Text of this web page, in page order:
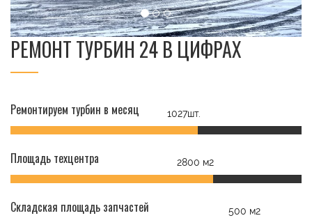
РЕМОНТ ТУРБИН 24 В ЦИФРАХ
Ремонтируем турбин в месяц 1027шт.
Площадь техцентра 2800 м2
Складская площадь запчастей 500 м2